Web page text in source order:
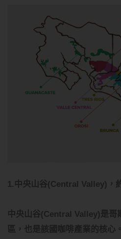
1.中央山谷(Central Valley)，
中央山谷(Central Valley)是哥
區，也是該國咖啡產業的核心。